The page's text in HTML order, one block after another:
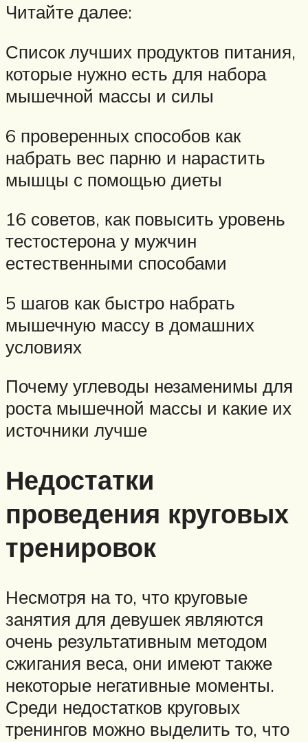
Читайте далее:
Список лучших продуктов питания,
которые нужно есть для набора
мышечной массы и силы
6 проверенных способов как
набрать вес парню и нарастить
мышцы с помощью диеты
16 советов, как повысить уровень
тестостерона у мужчин
естественными способами
5 шагов как быстро набрать
мышечную массу в домашних
условиях
Почему углеводы незаменимы для
роста мышечной массы и какие их
источники лучше
Недостатки
проведения круговых
тренировок
Несмотря на то, что круговые
занятия для девушек являются
очень результативным методом
сжигания веса, они имеют также
некоторые негативные моменты.
Среди недостатков круговых
тренингов можно выделить то, что